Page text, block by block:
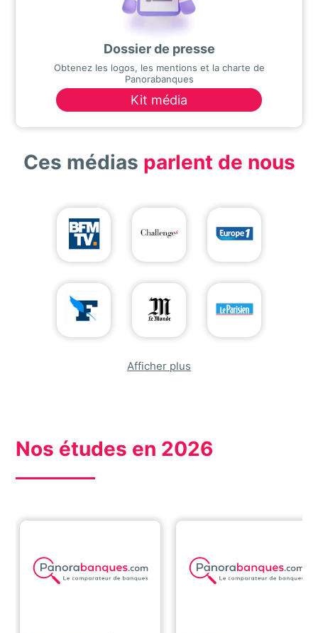
Dossier de presse
Obtenez les logos, les mentions et la charte de
Panorabanques
Kit média
Ces médias parlent de nous
Afficher plus
Nos études en 2026